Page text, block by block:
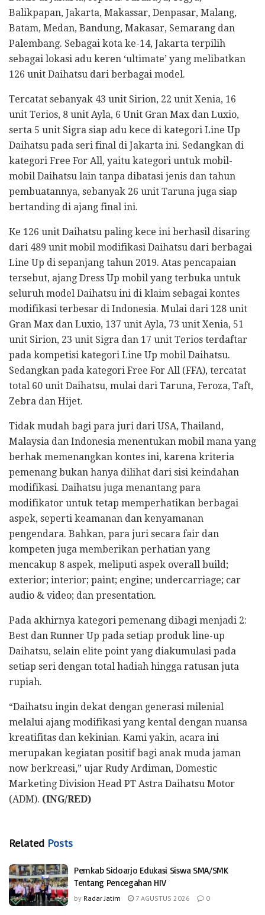
Balikpapan, Jakarta, Makassar, Denpasar, Malang,
Batam, Medan, Bandung, Makasar, Semarang dan
Palembang. Sebagai kota ke-14, Jakarta terpilih
sebagai lokasi adu keren ‘ultimate’ yang melibatkan
126 unit Daihatsu dari berbagai model.
Tercatat sebanyak 43 unit Sirion, 22 unit Xenia, 16
unit Terios, 8 unit Ayla, 6 Unit Gran Max dan Luxio,
serta 5 unit Sigra siap adu kece di kategori Line Up
Daihatsu pada seri final di Jakarta ini. Sedangkan di
kategori Free For All, yaitu kategori untuk mobil-
mobil Daihatsu lain tanpa dibatasi jenis dan tahun
pembuatannya, sebanyak 26 unit Taruna juga siap
bertanding di ajang final ini.
Ke 126 unit Daihatsu paling kece ini berhasil disaring
dari 489 unit mobil modifikasi Daihatsu dari berbagai
Line Up di sepanjang tahun 2019. Atas pencapaian
tersebut, ajang Dress Up mobil yang terbuka untuk
seluruh model Daihatsu ini di klaim sebagai kontes
modifikasi terbesar di Indonesia. Mulai dari 128 unit
Gran Max dan Luxio, 137 unit Ayla, 73 unit Xenia, 51
unit Sirion, 23 unit Sigra dan 17 unit Terios terdaftar
pada kompetisi kategori Line Up mobil Daihatsu.
Sedangkan pada kategori Free For All (FFA), tercatat
total 60 unit Daihatsu, mulai dari Taruna, Feroza, Taft,
Zebra dan Hijet.
Tidak mudah bagi para juri dari USA, Thailand,
Malaysia dan Indonesia menentukan mobil mana yang
berhak memenangkan kontes ini, karena kriteria
pemenang bukan hanya dilihat dari sisi keindahan
modifikasi. Daihatsu juga menantang para
modifikator untuk tetap memperhatikan berbagai
aspek, seperti keamanan dan kenyamanan
pengendara. Bahkan, para juri secara fair dan
kompeten juga memberikan perhatian yang
mencakup 8 aspek, meliputi aspek overall build;
exterior; interior; paint; engine; undercarriage; car
audio & video; dan presentation.
Pada akhirnya kategori pemenang dibagi menjadi 2:
Best dan Runner Up pada setiap produk line-up
Daihatsu, selain elite point yang diakumulasi pada
setiap seri dengan total hadiah hingga ratusan juta
rupiah.
“Daihatsu ingin dekat dengan generasi milenial
melalui ajang modifikasi yang kental dengan nuansa
kreatifitas dan kekinian. Kami yakin, acara ini
merupakan kegiatan positif bagi anak muda jaman
now berkreasi,” ujar Rudy Ardiman, Domestic
Marketing Division Head PT Astra Daihatsu Motor
(ADM). (ING/RED)
Related Posts
Pemkab Sidoarjo Edukasi Siswa SMA/SMK
Tentang Pencegahan HIV
by Radar Jatim 7 AGUSTUS 2026 0